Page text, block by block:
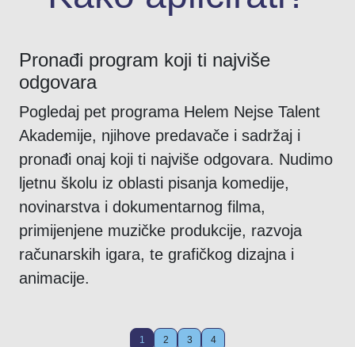
Pronađi program koji ti najviše
odgovara
Pogledaj pet programa Helem Nejse Talent
Akademije, njihove predavače i sadržaj i
pronađi onaj koji ti najviše odgovara. Nudimo
ljetnu školu iz oblasti pisanja komedije,
novinarstva i dokumentarnog filma,
primijenjene muzičke produkcije, razvoja
računarskih igara, te grafičkog dizajna i
animacije.
1 2 3 4